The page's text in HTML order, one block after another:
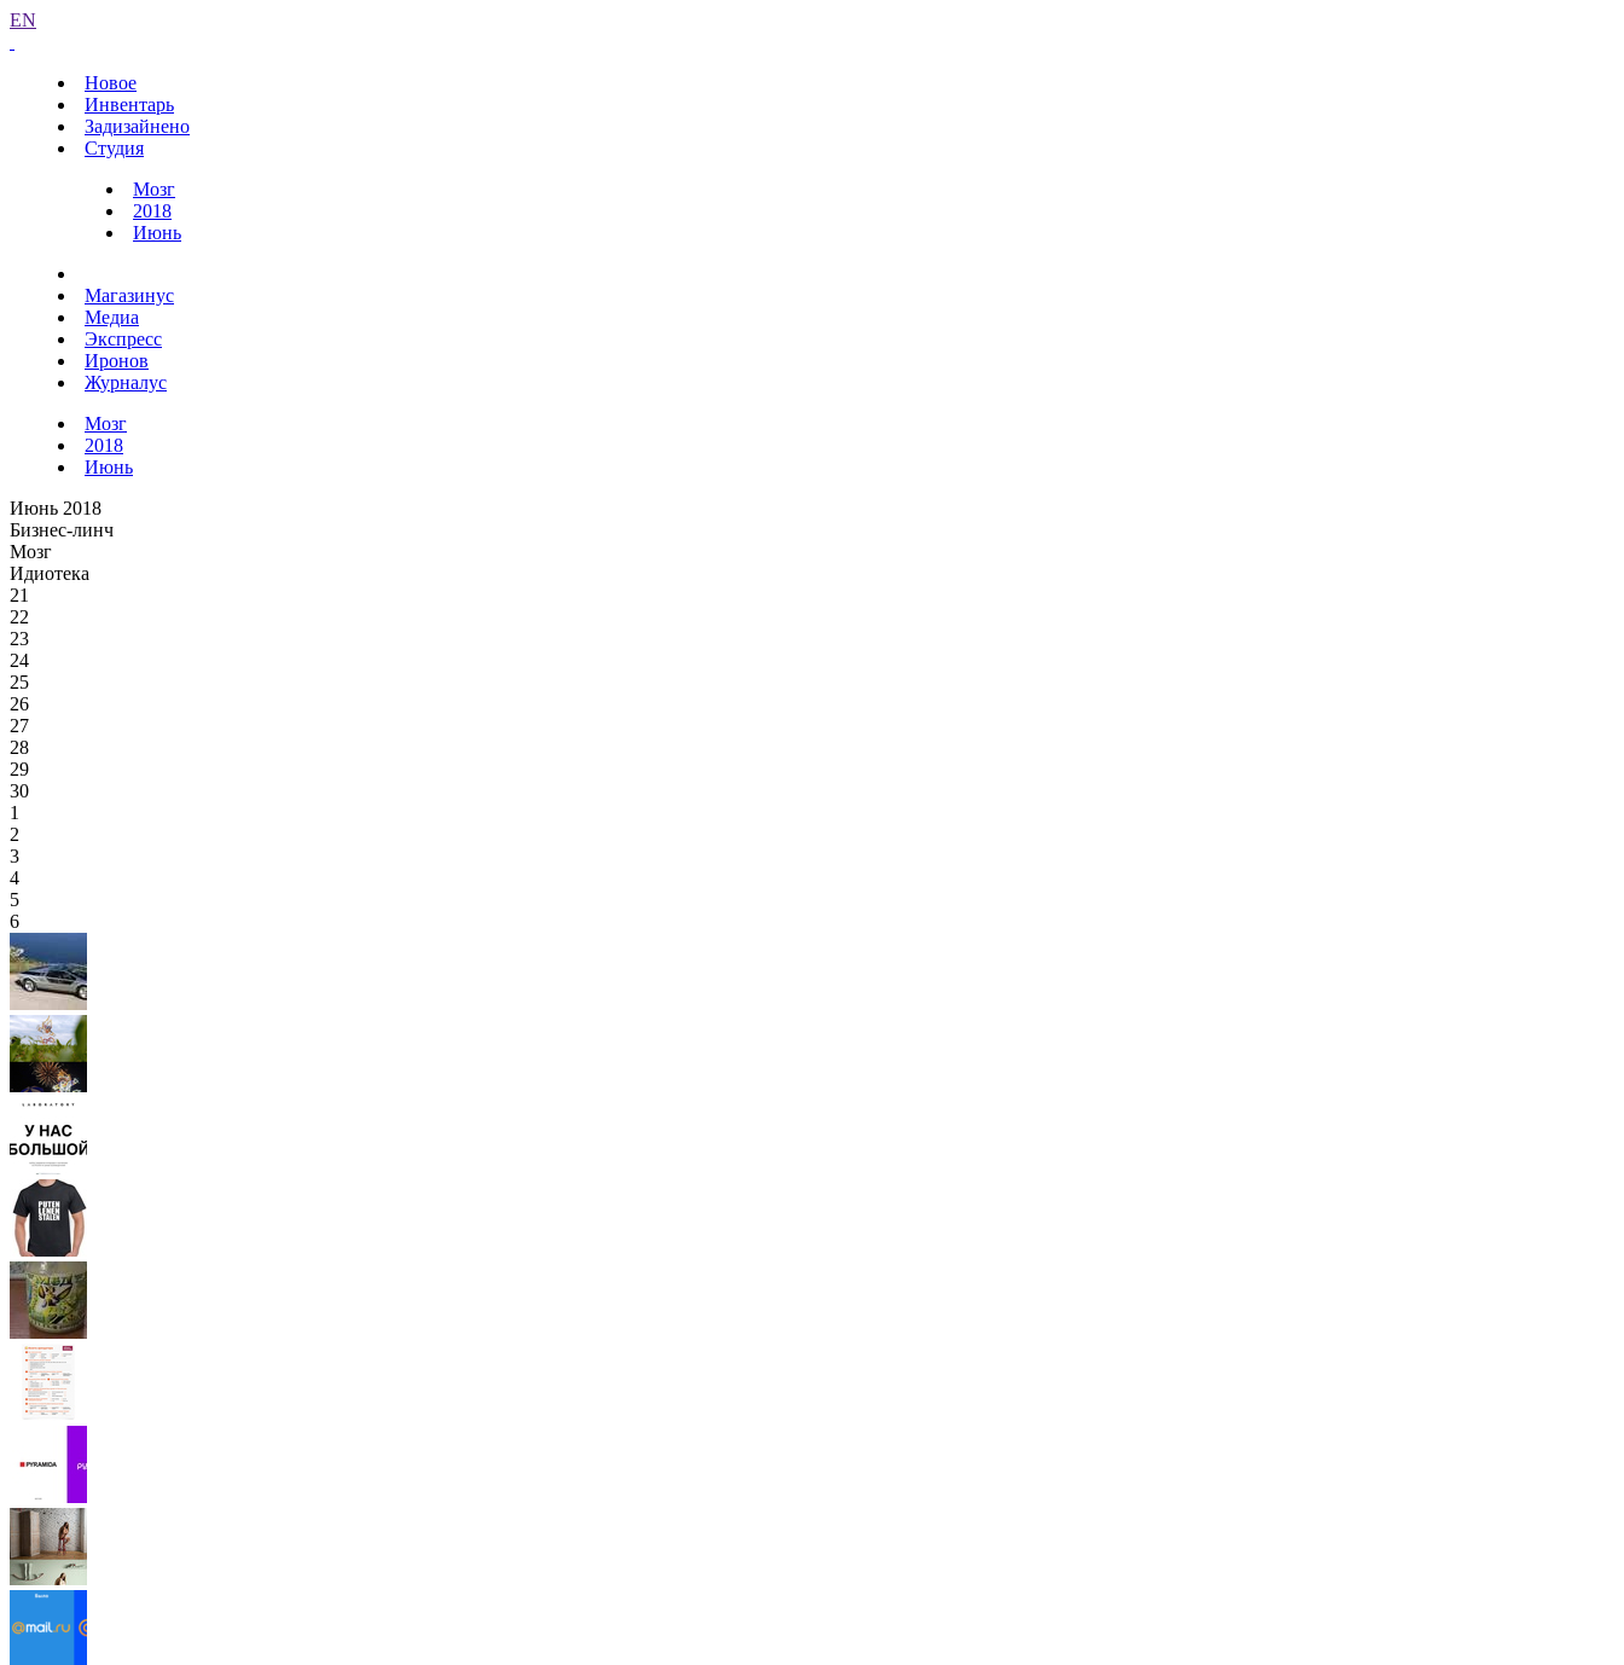
EN
Новое
Инвентарь
Задизайнено
Студия
Мозг
2018
Июнь
Магазинус
Медиа
Экспресс
Иронов
Журналус
Мозг
2018
Июнь
Июнь 2018
Бизнес-линч
Мозг
Идиотека
21
22
23
24
25
26
27
28
29
30
1
2
3
4
5
6